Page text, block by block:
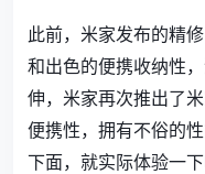
此前，米家发布的精
和出色的便携收纳性
伸，米家再次推出了
便携性，拥有不俗的
下面，就实际体验一下